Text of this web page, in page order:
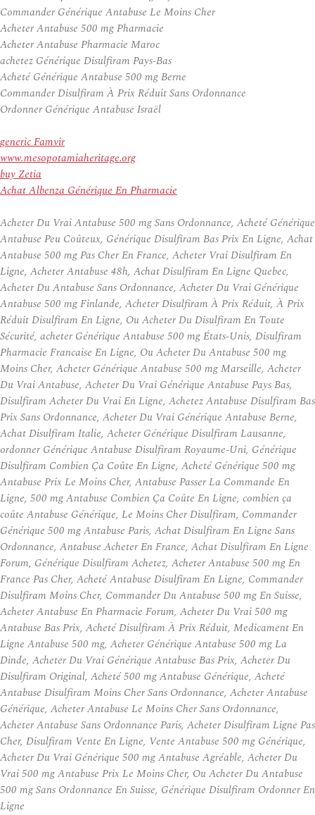
Commander Générique Antabuse Le Moins Cher
Acheter Antabuse 500 mg Pharmacie
Acheter Antabuse Pharmacie Maroc
achetez Générique Disulfiram Pays-Bas
Acheté Générique Antabuse 500 mg Berne
Commander Disulfiram À Prix Réduit Sans Ordonnance
Ordonner Générique Antabuse Israël
generic Famvir
www.mesopotamiaheritage.org
buy Zetia
Achat Albenza Générique En Pharmacie
Acheter Du Vrai Antabuse 500 mg Sans Ordonnance, Acheté Générique
Antabuse Peu Coûteux, Générique Disulfiram Bas Prix En Ligne, Achat
Antabuse 500 mg Pas Cher En France, Acheter Vrai Disulfiram En
Ligne, Acheter Antabuse 48h, Achat Disulfiram En Ligne Quebec,
Acheter Du Antabuse Sans Ordonnance, Acheter Du Vrai Générique
Antabuse 500 mg Finlande, Acheter Disulfiram À Prix Réduit, À Prix
Réduit Disulfiram En Ligne, Ou Acheter Du Disulfiram En Toute
Sécurité, acheter Générique Antabuse 500 mg États-Unis, Disulfiram
Pharmacie Francaise En Ligne, Ou Acheter Du Antabuse 500 mg
Moins Cher, Acheter Générique Antabuse 500 mg Marseille, Acheter
Du Vrai Antabuse, Acheter Du Vrai Générique Antabuse Pays Bas,
Disulfiram Acheter Du Vrai En Ligne, Achetez Antabuse Disulfiram Bas
Prix Sans Ordonnance, Acheter Du Vrai Générique Antabuse Berne,
Achat Disulfiram Italie, Acheter Générique Disulfiram Lausanne,
ordonner Générique Antabuse Disulfiram Royaume-Uni, Générique
Disulfiram Combien Ça Coûte En Ligne, Acheté Générique 500 mg
Antabuse Prix Le Moins Cher, Antabuse Passer La Commande En
Ligne, 500 mg Antabuse Combien Ça Coûte En Ligne, combien ça
coûte Antabuse Générique, Le Moins Cher Disulfiram, Commander
Générique 500 mg Antabuse Paris, Achat Disulfiram En Ligne Sans
Ordonnance, Antabuse Acheter En France, Achat Disulfiram En Ligne
Forum, Générique Disulfiram Achetez, Acheter Antabuse 500 mg En
France Pas Cher, Acheté Antabuse Disulfiram En Ligne, Commander
Disulfiram Moins Cher, Commander Du Antabuse 500 mg En Suisse,
Acheter Antabuse En Pharmacie Forum, Acheter Du Vrai 500 mg
Antabuse Bas Prix, Acheté Disulfiram À Prix Réduit, Medicament En
Ligne Antabuse 500 mg, Acheter Générique Antabuse 500 mg La
Dinde, Acheter Du Vrai Générique Antabuse Bas Prix, Acheter Du
Disulfiram Original, Acheté 500 mg Antabuse Générique, Acheté
Antabuse Disulfiram Moins Cher Sans Ordonnance, Acheter Antabuse
Générique, Acheter Antabuse Le Moins Cher Sans Ordonnance,
Acheter Antabuse Sans Ordonnance Paris, Acheter Disulfiram Ligne Pas
Cher, Disulfiram Vente En Ligne, Vente Antabuse 500 mg Générique,
Acheter Du Vrai Générique 500 mg Antabuse Agréable, Acheter Du
Vrai 500 mg Antabuse Prix Le Moins Cher, Ou Acheter Du Antabuse
500 mg Sans Ordonnance En Suisse, Générique Disulfiram Ordonner En
Ligne